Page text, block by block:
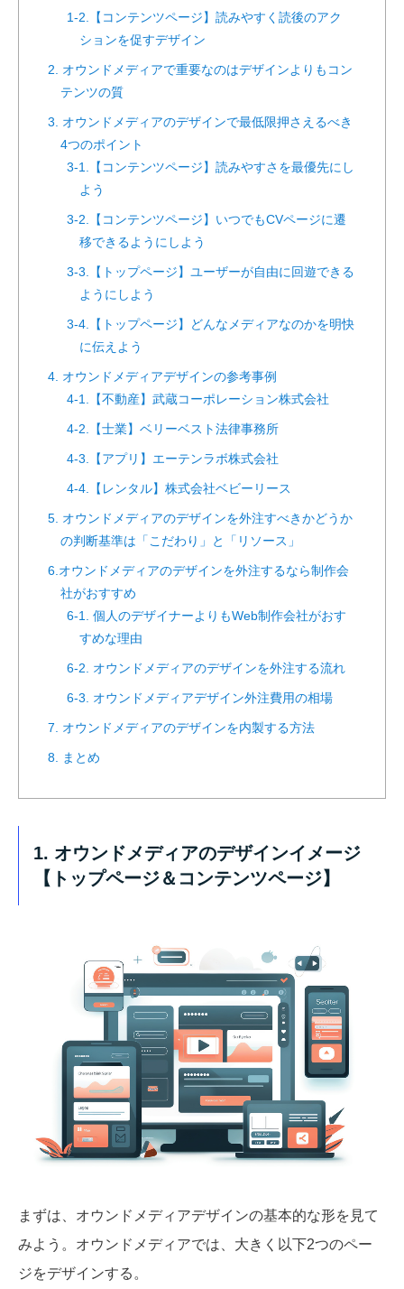
1-2.【コンテンツページ】読みやすく読後のアク
ションを促すデザイン
2. オウンドメディアで重要なのはデザインよりもコン
テンツの質
3. オウンドメディアのデザインで最低限押さえるべき
4つのポイント
3-1.【コンテンツページ】読みやすさを最優先にし
よう
3-2.【コンテンツページ】いつでもCVページに遷
移できるようにしよう
3-3.【トップページ】ユーザーが自由に回遊できる
ようにしよう
3-4.【トップページ】どんなメディアなのかを明快
に伝えよう
4. オウンドメディアデザインの参考事例
4-1.【不動産】武蔵コーポレーション株式会社
4-2.【士業】ベリーベスト法律事務所
4-3.【アプリ】エーテンラボ株式会社
4-4.【レンタル】株式会社ベビーリース
5. オウンドメディアのデザインを外注すべきかどうか
の判断基準は「こだわり」と「リソース」
6.オウンドメディアのデザインを外注するなら制作会
社がおすすめ
6-1. 個人のデザイナーよりもWeb制作会社がおす
すめな理由
6-2. オウンドメディアのデザインを外注する流れ
6-3. オウンドメディアデザイン外注費用の相場
7. オウンドメディアのデザインを内製する方法
8. まとめ
1. オウンドメディアのデザインイメージ
【トップページ＆コンテンツページ】
まずは、オウンドメディアデザインの基本的な形を見て
みよう。オウンドメディアでは、大きく以下2つのペー
ジをデザインする。